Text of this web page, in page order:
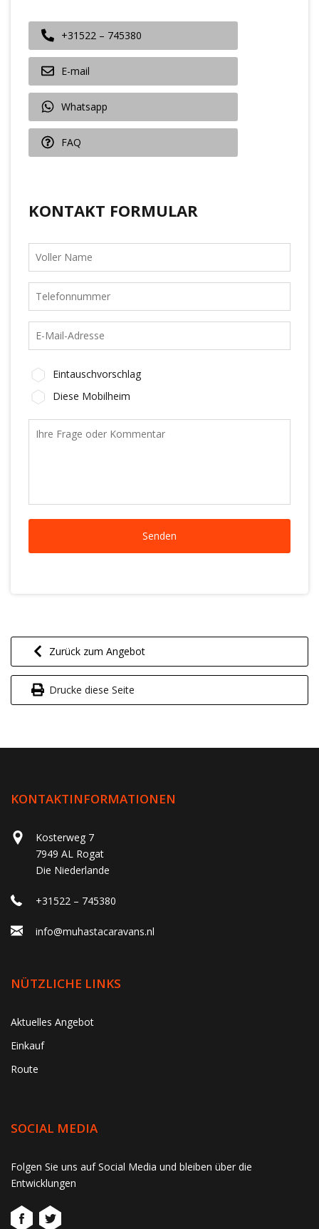
+31522 – 745380
E-mail
Whatsapp
FAQ
KONTAKT FORMULAR
Eintauschvorschlag
Diese Mobilheim
Zurück zum Angebot
Drucke diese Seite
KONTAKTINFORMATIONEN
Kosterweg 7
7949 AL Rogat
Die Niederlande
+31522 – 745380
info@muhastacaravans.nl
NÜTZLICHE LINKS
Aktuelles Angebot
Einkauf
Route
SOCIAL MEDIA
Folgen Sie uns auf Social Media und bleiben über die
Entwicklungen
gtag('consent', 'update', function() { window.dataLayer =
window.dataLayer || []; window.dataLayer.push({ 'event':